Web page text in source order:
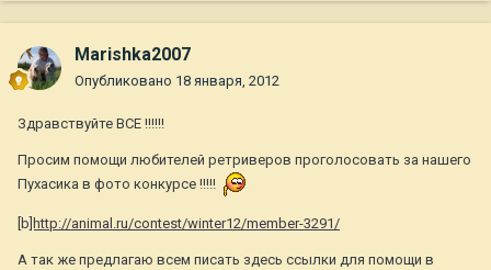
Marishka2007
Опубликовано 18 января, 2012
Здравствуйте ВСЕ !!!!!!
Просим помощи любителей ретриверов проголосовать за нашего
Пухасика в фото конкурсе !!!!!
[b ]http://animal.ru/contest/winter12/member-3291/
А так же предлагаю всем писать здесь ссылки для помощи в